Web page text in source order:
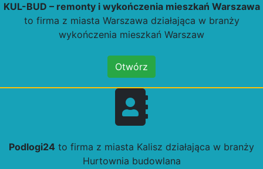
KUL-BUD – remonty i wykończenia mieszkań Warszawa
to firma z miasta Warszawa działająca w branży
wykończenia mieszkań Warszaw
Otwórz
Podlogi24 to firma z miasta Kalisz działająca w branży
Hurtownia budowlana